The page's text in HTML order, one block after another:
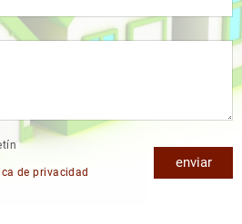
de privacidad
enviar